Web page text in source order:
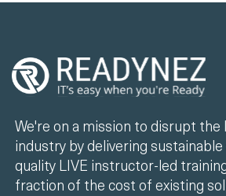
We're on a mission to disrupt the
industry by delivering sustainable
quality LIVE instructor-led
fraction of the cost of existing